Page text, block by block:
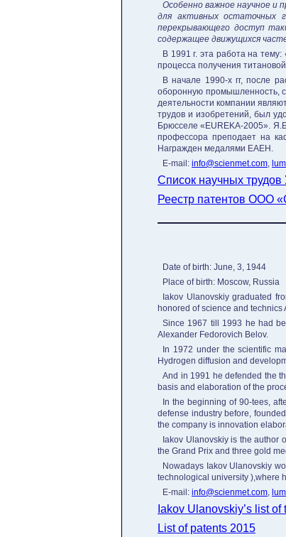
Особенно важное научное и
для активных остаточных
перекрывающего доступ
содержащее движущихся
В 1991 г. эта работа на
процесса получения
В начале 1990-х гг, после
оборонную промышленность,
деятельности компании
трудов и изобретений, был
Брюсселе «EUREKA-2005».
профессора преподает на
Награжден медалями ЕАЕН.
E-mail: info@scienmet.com,
Список научных трудов
Реестр патентов ООО
Date of birth: June, 3, 1944
Place of birth: Moscow, Russia
Iakov Ulanovskiy graduated
honored of science and
Since 1967 till 1993 he had
Alexander Fedorovich Belov.
In 1972 under the scientific
Hydrogen diffusion and
And in 1991 he defended the
basis and elaboration of the
In the beginning of 90-tees,
defense industry before,
the company is innovation
Iakov Ulanovskiy is the author
the Grand Prix and three gold
Nowadays Iakov Ulanovskiy
technological university ),where
E-mail: info@scienmet.com,
Iakov Ulanovskiy’s list of
List of patents 2015